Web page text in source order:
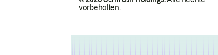
vorbehalten.